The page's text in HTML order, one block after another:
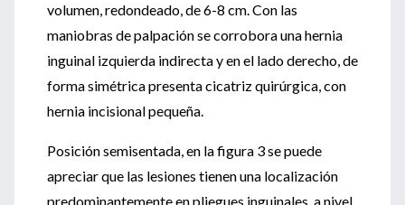
volumen, redondeado, de 6-8 cm. Con las
maniobras de palpación se corrobora una hernia
inguinal izquierda indirecta y en el lado derecho, de
forma simétrica presenta cicatriz quirúrgica, con
hernia incisional pequeña.
Posición semisentada, en la figura 3 se puede
apreciar que las lesiones tienen una localización
predominantemente en pliegues inguinales, a nivel